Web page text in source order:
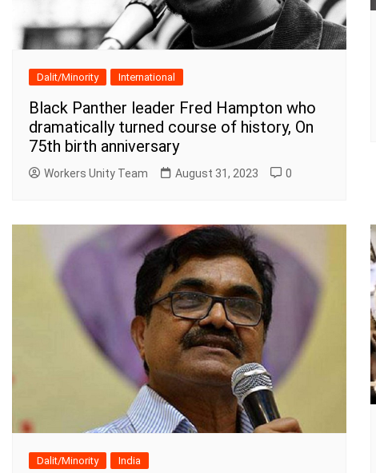
Dalit/Minority International
Black Panther leader Fred Hampton who
dramatically turned course of history, On
75th birth anniversary
Workers Unity Team August 31, 2023 0
Dalit/Minority India